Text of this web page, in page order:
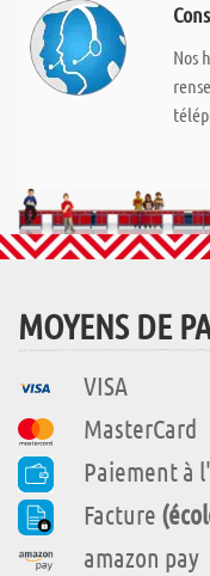
Nos
MOYENS DE
VISA
MasterCard
Paiement à
Facture
amazon pay